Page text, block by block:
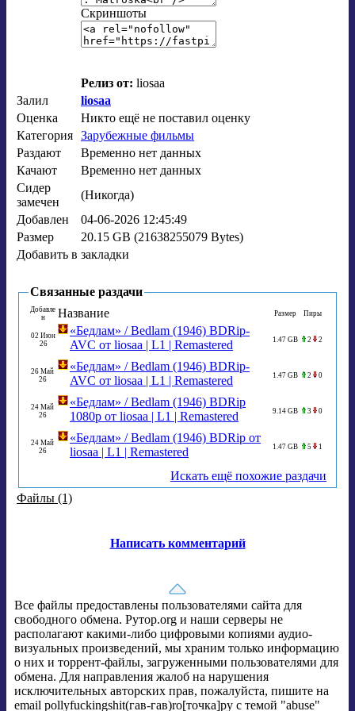
Скриншоты
Релиз от: liosaa
Залил
liosaa
Оценка
Никто ещё не поставил оценку
Категория Зарубежные фильмы
Раздают
Временно нет данных
Качают
Временно нет данных
Сидер
замечен
(Никогда)
Добавлен
04-06-2026 12:45:49
Размер
20.15 GB (21638255079 Bytes)
Добавить в закладки
Связанные раздачи
Добавле
н
Название Размер Пиры
02 Июн
26
«Бедлам» / Bedlam (1946) BDRip-
AVC от liosaa | L1 | Remastered
1.47 GB 2 2
26 Май
26
«Бедлам» / Bedlam (1946) BDRip-
AVC от liosaa | L1 | Remastered
1.47 GB 2 0
24 Май
26
«Бедлам» / Bedlam (1946) BDRip
1080p от liosaa | L1 | Remastered
9.14 GB 3 0
24 Май
26
«Бедлам» / Bedlam (1946) BDRip от
liosaa | L1 | Remastered
1.47 GB 5 1
Искать ещё похожие раздачи
Файлы (1)
Написать комментарий
Все файлы предоставлены пользователями сайта для
свободного обмена. Рутор.org и наши серверы не
располагают какими-либо цифровыми копиями аудио-
визуальных произведений, мы храним только информацию
о них и торрент-файлы, загруженными пользователями для
обмена. Для направления жалоб на нарушения
исключительных авторских прав, пожалуйста, пишите на
email pollyfuckingshit(гав-гав)ro[точка]ру с темой "abuse"